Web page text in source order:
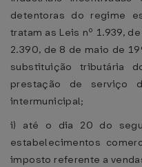
detentoras do regime
tratam as Leis nº 1.939,
2.390, de 8 de maio de
substituição tributária
prestação de serviço
intermunicipal;
i) até o dia 20 do
estabelecimentos
imposto referente a